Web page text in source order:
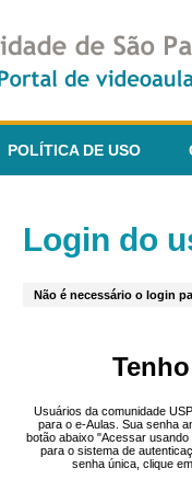
POLÍTICA DE USO
Login do
Não é necessário o login
Usuários da comunidade
para o e-Aulas. Sua senha
botão abaixo "Acessar
para o sistema de
senha única, clique